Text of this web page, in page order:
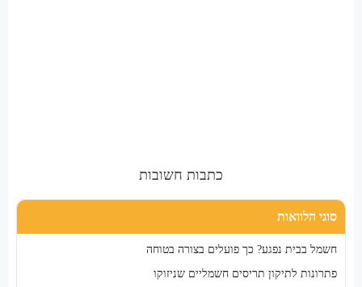
כתבות חשובות
סוגי הלוואות
חשמל בבית נפגע? כך פועלים בצורה בטוחה
פתרונות לתיקון תריסים חשמליים שניזוקו